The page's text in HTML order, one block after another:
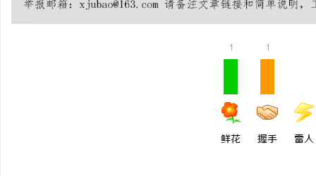
1
鲜花
1
握手 雷人